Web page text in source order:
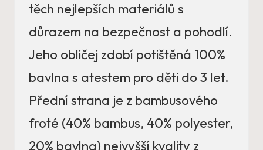
těch nejlepších materiálů s
důrazem na bezpečnost a pohodlí.
Jeho obličej zdobí potištěná 100%
bavlna s atestem pro děti do 3 let.
Přední strana je z bambusového
froté (40% bambus, 40% polyester,
20% bavlna) nejvyšší kvality z